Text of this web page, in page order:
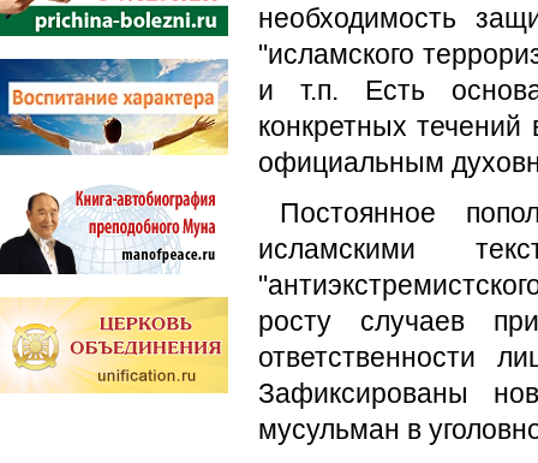
необходимость
"исламского
и т.п. Есть
конкретных
официальным
Постоянное
исламскими
росту случаев
ответственности
Зафиксированы
мусульман в